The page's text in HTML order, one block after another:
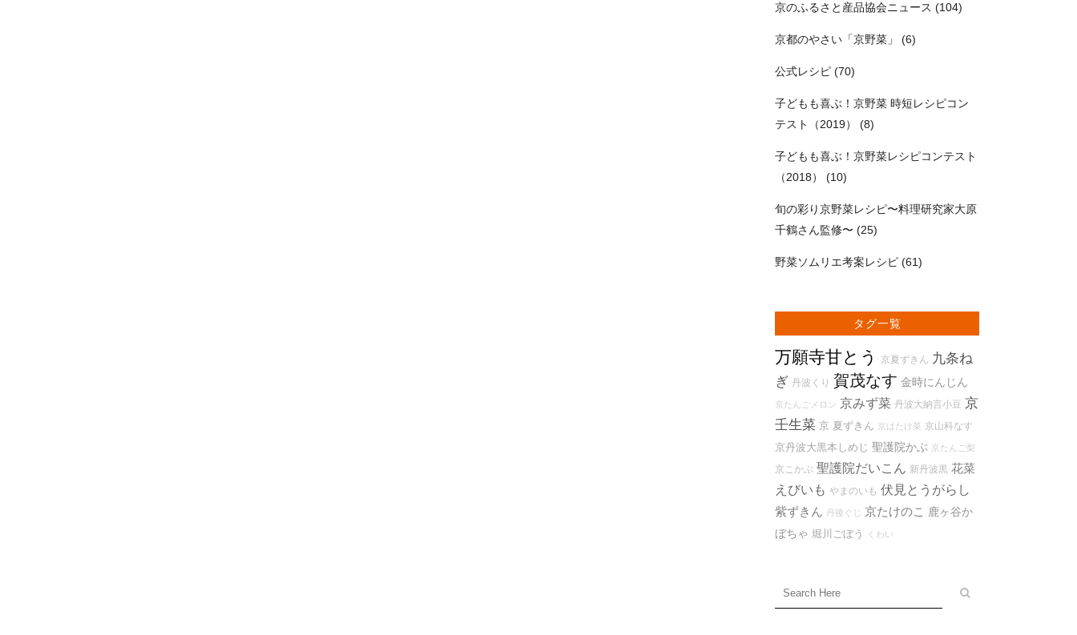
京のふるさと産品協会ニュース (104)
京都のやさい「京野菜」 (6)
公式レシピ (70)
子どもも喜ぶ！京野菜 時短レシピコン
テスト（2019）
(8)
子どもも喜ぶ！京野菜レシピコンテスト
（2018）
(10)
旬の彩り京野菜レシピ〜料理研究家大原
千鶴さん監修〜 (25)
野菜ソムリエ考案レシピ (61)
タグ一覧
万願寺甘とう 京夏ずきん 九条ね
ぎ 丹波くり 賀茂なす 金時にんじん
京たんごメロン 京みず菜 丹波大納言小豆 京
壬生菜 京 夏ずきん 京はたけ菜 京山科なす
京丹波大黒本しめじ 聖護院かぶ 京たんご梨
京こかぶ 聖護院だいこん 新丹波黒 花菜
えびいも やまのいも 伏見とうがらし
紫ずきん 丹後ぐじ 京たけのこ
鹿ヶ谷か
ぼちゃ 堀川ごぼう くわい